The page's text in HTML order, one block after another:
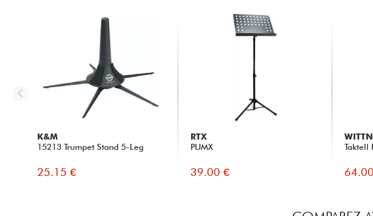
K&M
15213 Trumpet Stand 5-Leg
25.15 €
RTX
PUMX
39.00 €
Taktell